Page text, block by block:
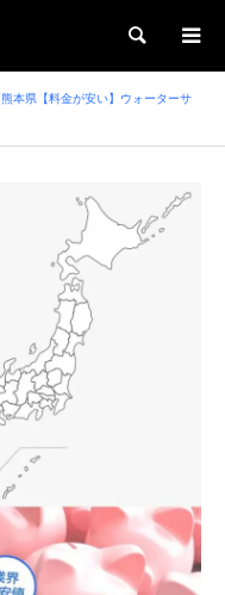
検索
熊本県【料金が安い】ウォーターサ